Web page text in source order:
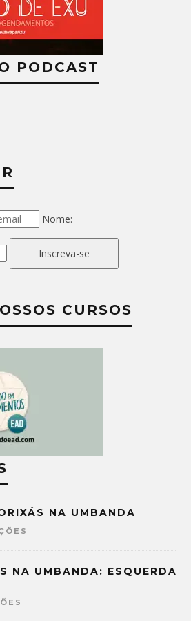
PODCAST
Nome:
Inscreva-se
CURSOS
NA UMBANDA
NA UMBANDA: ESQUERDA